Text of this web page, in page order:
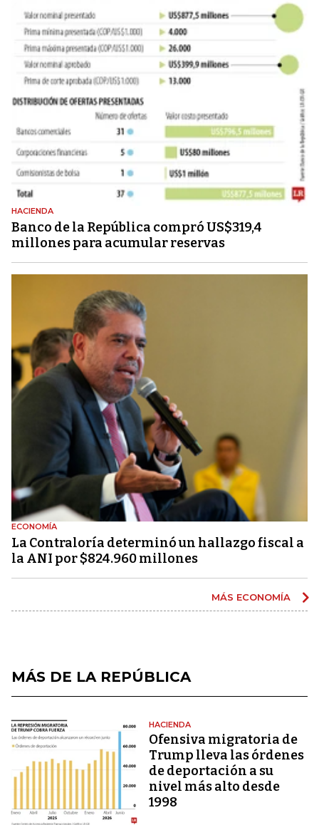
HACIENDA
Banco de la República compró US$319,4
millones para acumular reservas
ECONOMÍA
La Contraloría determinó un hallazgo fiscal a
la ANI por $824.960 millones
MÁS ECONOMÍA
MÁS DE LA REPÚBLICA
HACIENDA
Ofensiva migratoria de
Trump lleva las órdenes
de deportación a su
nivel más alto desde
1998